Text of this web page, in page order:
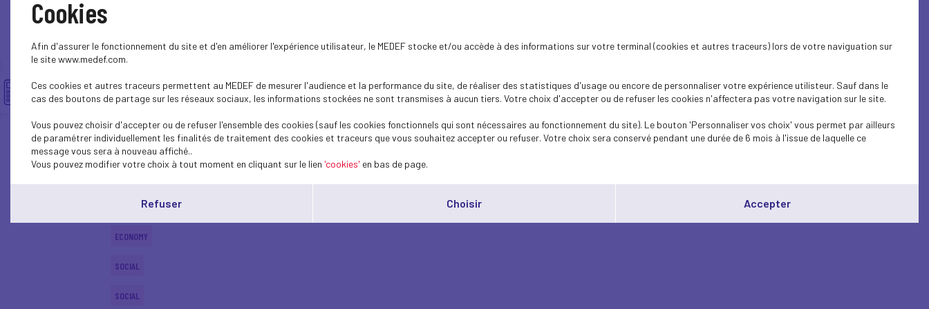
SOCIAL
ECONOMY
SOCIAL
ECONOMY
SOCIAL
SOCIAL
Cookies
Afin d'assurer le fonctionnement du site et d'en améliorer l'expérience utilisateur, le MEDEF stocke et/ou accède à des informations sur votre terminal (cookies et autres traceurs) lors de votre naviguation sur
le site www.medef.com.
Ces cookies et autres traceurs permettent au MEDEF de mesurer l'audience et la performance du site, de réaliser des statistiques d'usage ou encore de personnaliser votre expérience utilisteur. Sauf dans le
cas des boutons de partage sur les réseaux sociaux, les informations stockées ne sont transmises à aucun tiers. Votre choix d'accepter ou de refuser les cookies n'affectera pas votre navigation sur le site.
Vous pouvez choisir d'accepter ou de refuser l'ensemble des cookies (sauf les cookies fonctionnels qui sont nécessaires au fonctionnement du site). Le bouton 'Personnaliser vos choix' vous permet par ailleurs
de paramétrer individuellement les finalités de traitement des cookies et traceurs que vous souhaitez accepter ou refuser. Votre choix sera conservé pendant une durée de 6 mois à l'issue de laquelle ce
message vous sera à nouveau affiché..
Vous pouvez modifier votre choix à tout moment en cliquant sur le lien 'cookies' en bas de page.
Refuser Choisir Accepter